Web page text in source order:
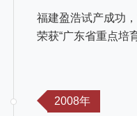
福建盈浩试产成功
荣获“广东省重点培
2008年